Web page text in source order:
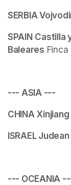
SERBIA
SPAIN Castilla
Baleares
--- ASIA ---
CHINA Xinjiang
ISRAEL
--- OCEANIA